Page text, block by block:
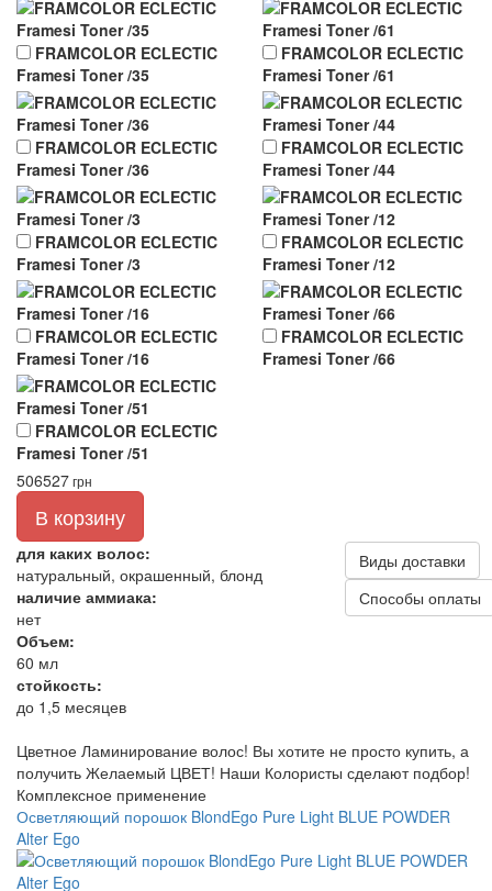
FRAMCOLOR ECLECTIC
Framesi Toner /35
FRAMCOLOR ECLECTIC
Framesi Toner /61
FRAMCOLOR ECLECTIC
Framesi Toner /36
FRAMCOLOR ECLECTIC
Framesi Toner /44
FRAMCOLOR ECLECTIC
Framesi Toner /3
FRAMCOLOR ECLECTIC
Framesi Toner /12
FRAMCOLOR ECLECTIC
Framesi Toner /16
FRAMCOLOR ECLECTIC
Framesi Toner /66
FRAMCOLOR ECLECTIC
Framesi Toner /51
506527грн
В корзину
для каких волос:
натуральный, окрашенный, блонд
наличие аммиака:
нет
Объем:
60 мл
стойкость:
до 1,5 месяцев
Виды доставки
Способы оплаты
Цветное Ламинирование волос! Вы хотите не просто купить, а
получить Желаемый ЦВЕТ! Наши Колористы сделают подбор!
Комплексное применение
Осветляющий порошок BlondEgo Pure Light BLUE POWDER
Alter Ego